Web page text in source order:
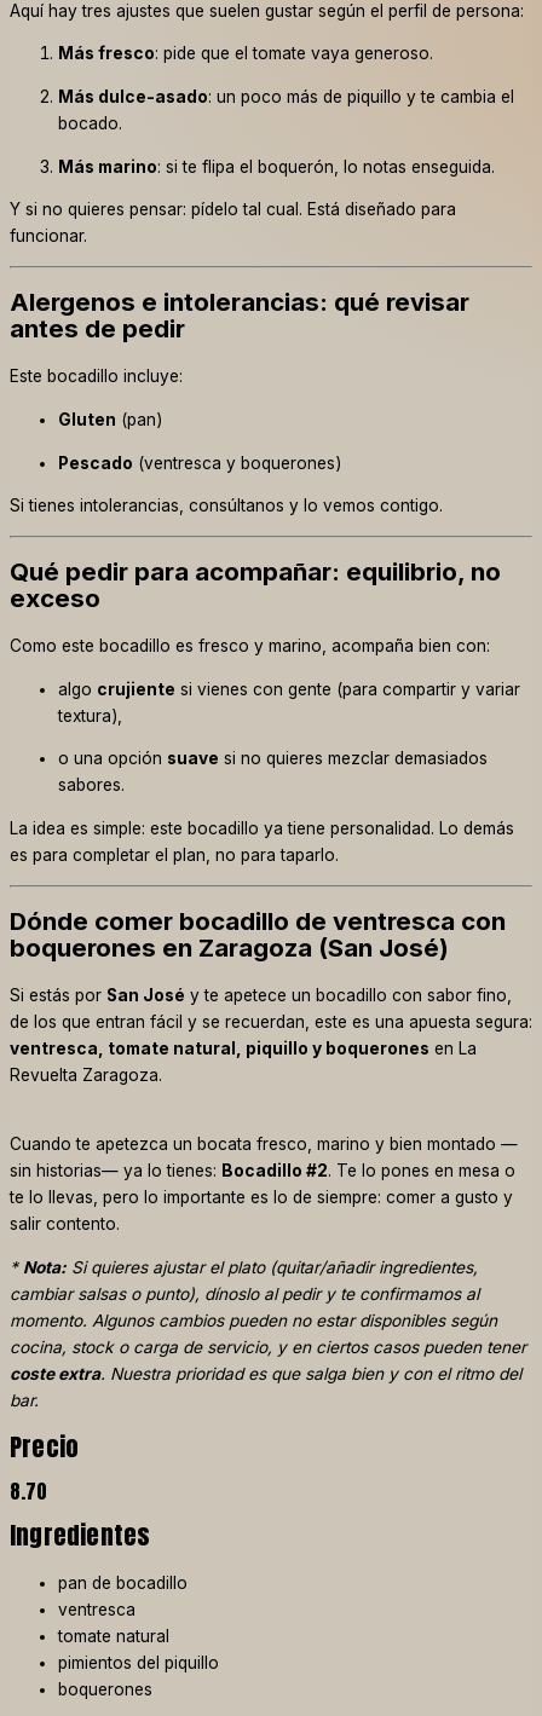
Aquí hay tres ajustes que suelen gustar según el perfil de persona:
Más fresco: pide que el tomate vaya generoso.
Más dulce-asado: un poco más de piquillo y te cambia el
bocado.
Más marino: si te flipa el boquerón, lo notas enseguida.
Y si no quieres pensar: pídelo tal cual. Está diseñado para
funcionar.
Alergenos e intolerancias: qué revisar
antes de pedir
Este bocadillo incluye:
Gluten (pan)
Pescado (ventresca y boquerones)
Si tienes intolerancias, consúltanos y lo vemos contigo.
Qué pedir para acompañar: equilibrio, no
exceso
Como este bocadillo es fresco y marino, acompaña bien con:
algo crujiente si vienes con gente (para compartir y variar
textura),
o una opción suave si no quieres mezclar demasiados
sabores.
La idea es simple: este bocadillo ya tiene personalidad. Lo demás
es para completar el plan, no para taparlo.
Dónde comer bocadillo de ventresca con
boquerones en Zaragoza (San José)
Si estás por San José y te apetece un bocadillo con sabor fino,
de los que entran fácil y se recuerdan, este es una apuesta segura:
ventresca, tomate natural, piquillo y boquerones en La
Revuelta Zaragoza.
Cuando te apetezca un bocata fresco, marino y bien montado —
sin historias— ya lo tienes: Bocadillo #2. Te lo pones en mesa o
te lo llevas, pero lo importante es lo de siempre: comer a gusto y
salir contento.
* Nota: Si quieres ajustar el plato (quitar/añadir ingredientes,
cambiar salsas o punto), dínoslo al pedir y te confirmamos al
momento. Algunos cambios pueden no estar disponibles según
cocina, stock o carga de servicio, y en ciertos casos pueden tener
coste extra. Nuestra prioridad es que salga bien y con el ritmo del
bar.
Precio
8.70
Ingredientes
pan de bocadillo
ventresca
tomate natural
pimientos del piquillo
boquerones